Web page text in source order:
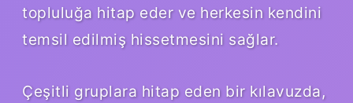
topluluğa hitap eder ve herkesin kendini
temsil edilmiş hissetmesini sağlar.
Çeşitli gruplara hitap eden bir kılavuzda,